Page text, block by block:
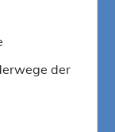
der